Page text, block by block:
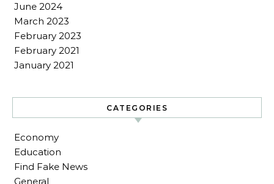
June 2024
March 2023
February 2023
February 2021
January 2021
CATEGORIES
Economy
Education
Find Fake News
General